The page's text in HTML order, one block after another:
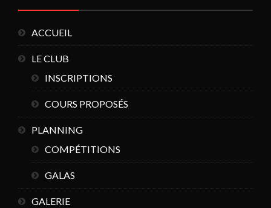
ACCUEIL
LE CLUB
INSCRIPTIONS
COURS PROPOSÉS
PLANNING
COMPÉTITIONS
GALAS
GALERIE